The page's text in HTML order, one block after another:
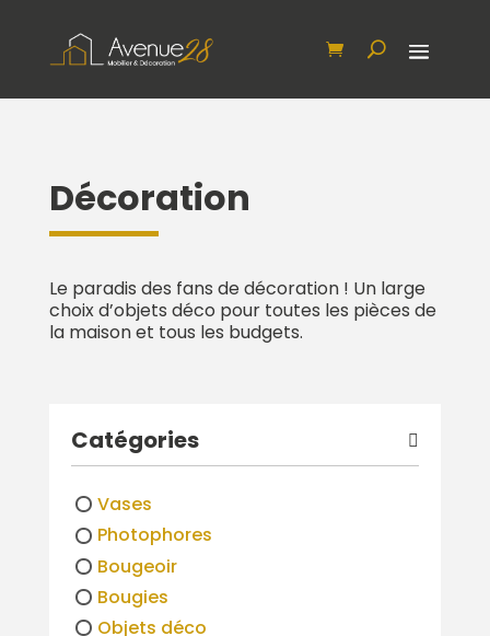
Décoration
Le paradis des fans de décoration ! Un large
choix d’objets déco pour toutes les pièces de
la maison et tous les budgets.
Catégories
Vases
Photophores
Bougeoir
Bougies
Objets déco